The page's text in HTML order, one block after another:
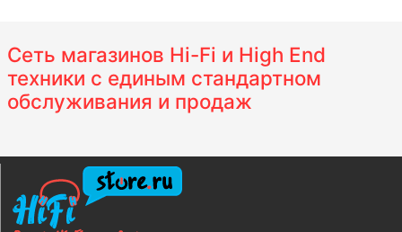
Сеть магазинов Hi-Fi и High End
техники с единым стандартном
обслуживания и продаж